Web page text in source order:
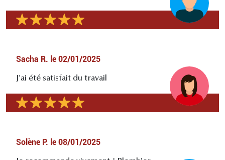
Sacha R. le 02/01/2025
J'ai été satisfait du travail
Solène P. le 08/01/2025